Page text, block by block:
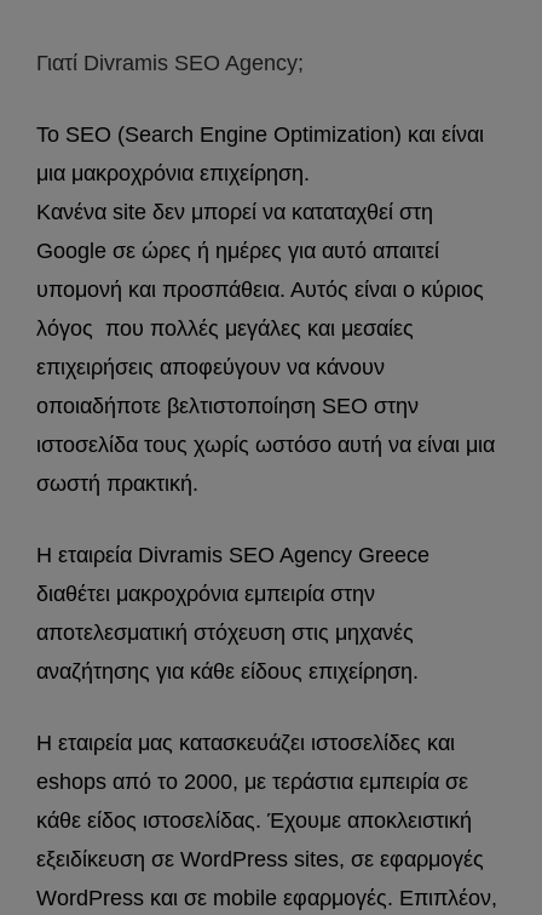
Γιατί Divramis SEO Agency;
Το SEO (Search Engine Optimization) και είναι
μια μακροχρόνια επιχείρηση.
Κανένα site δεν μπορεί να καταταχθεί στη
Google σε ώρες ή ημέρες για αυτό απαιτεί
υπομονή και προσπάθεια. Αυτός είναι ο κύριος
λόγος που πολλές μεγάλες και μεσαίες
επιχειρήσεις αποφεύγουν να κάνουν
οποιαδήποτε βελτιστοποίηση SEO στην
ιστοσελίδα τους χωρίς ωστόσο αυτή να είναι μια
σωστή πρακτική.
Η εταιρεία Divramis SEO Agency Greece
διαθέτει μακροχρόνια εμπειρία στην
αποτελεσματική στόχευση στις μηχανές
αναζήτησης για κάθε είδους επιχείρηση.
Η εταιρεία μας κατασκευάζει ιστοσελίδες και
eshops από το 2000, με τεράστια εμπειρία σε
κάθε είδος ιστοσελίδας. Έχουμε αποκλειστική
εξειδίκευση σε WordPress sites, σε εφαρμογές
WordPress και σε mobile εφαρμογές. Επιπλέον,